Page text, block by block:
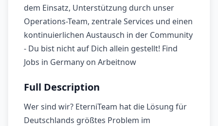
dem Einsatz, Unterstützung durch unser
Operations-Team, zentrale Services und einen
kontinuierlichen Austausch in der Community
- Du bist nicht auf Dich allein gestellt! Find
Jobs in Germany on Arbeitnow
Full Description
Wer sind wir? EterniTeam hat die Lösung für
Deutschlands größtes Problem im